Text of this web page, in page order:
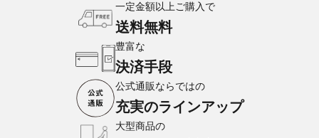
一定金額以上ご購入で
送料無料
豊富な
決済手段
公式通販ならではの
充実のラインアップ
大型商品の